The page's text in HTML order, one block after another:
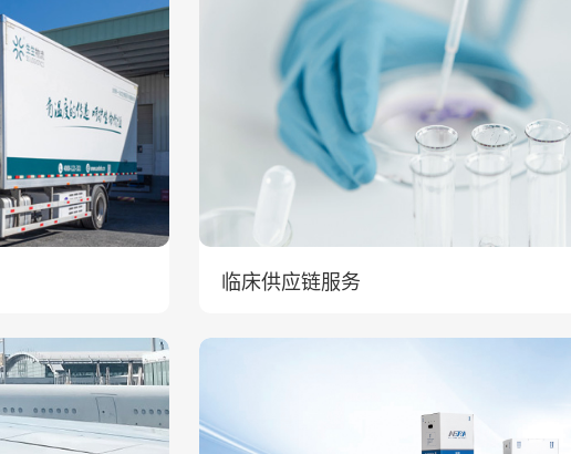
临床供应链服务